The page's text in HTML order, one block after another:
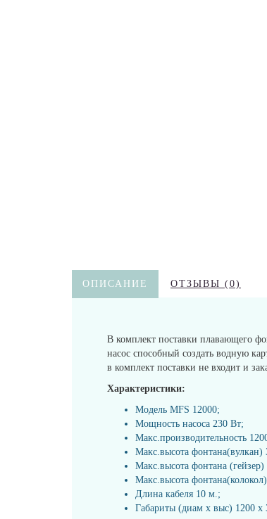
ОПИСАНИЕ ОТЗЫВЫ (0)
В комплект поставки плавающего
насос способный создать водную
в комплект поставки не входит и
Характеристики:
Модель MFS 12000;
Мощность насоса 230 Вт;
Макс.производительность
Макс.высота фонтана(вулкан)
Макс.высота фонтана
Макс.высота
Длина кабеля 10 м.;
Габариты (диам х выс) 1200 х